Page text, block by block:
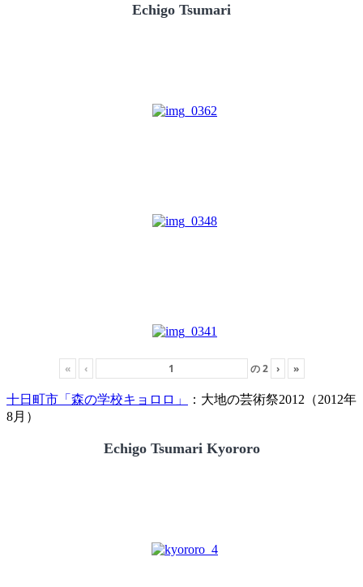
Echigo Tsumari
« ‹ の2 › »
十日町市「森の学校キョロロ」
：大地の芸術祭2012（2012年
8月）
Echigo Tsumari Kyororo